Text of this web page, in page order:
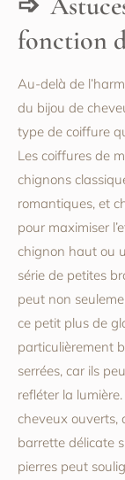
fonction
Au-delà de
du bijou de
type de coiffure
Les coiffures de
chignons
romantiques, et
pour maximiser
chignon haut ou
série de petites
peut non
ce petit plus de
particulièrement
serrées, car ils
refléter la
cheveux ouverts,
barrette délicate
pierres peut